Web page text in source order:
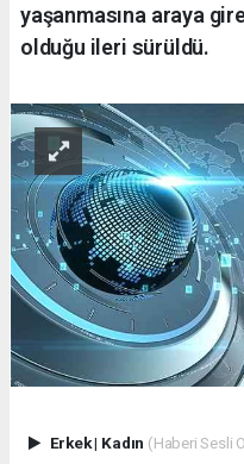
yaşanmasına araya
olduğu ileri sürüldü.
Erkek| Kadın (Haberi Sesli